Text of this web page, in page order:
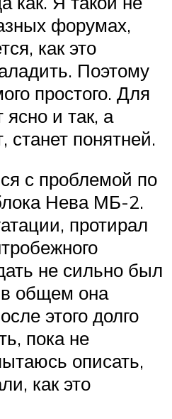
форумах,
как это
Поэтому
простого. Для
ясно и так, а
станет понятней.
с проблемой по
Нева МБ-2.
протирал
не сильно был
общем она
этого долго
пока не
описать,
как это